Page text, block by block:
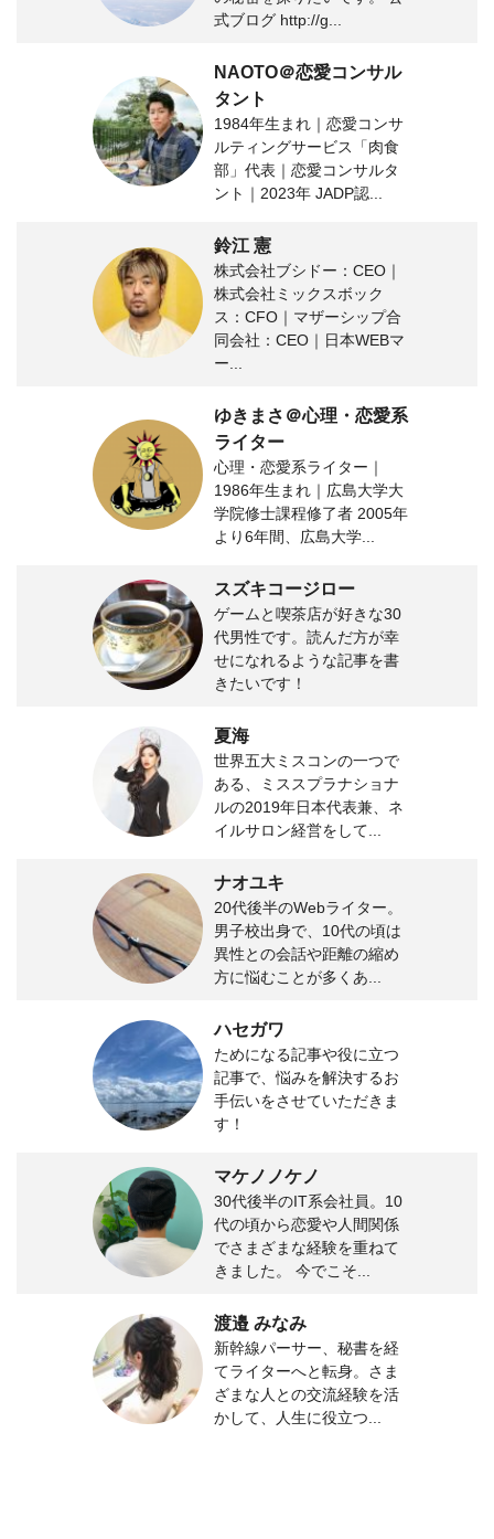
式ブログ http://g...
NAOTO＠恋愛コンサル
タント
1984年生まれ｜恋愛コンサ
ルティングサービス「肉食
部」代表｜恋愛コンサルタ
ント｜2023年 JADP認...
鈴江 憲
株式会社ブシドー：CEO｜
株式会社ミックスボック
ス：CFO｜マザーシップ合
同会社：CEO｜日本WEBマ
ー...
ゆきまさ＠心理・恋愛系
ライター
心理・恋愛系ライター｜
1986年生まれ｜広島大学大
学院修士課程修了者 2005年
より6年間、広島大学...
スズキコージロー
ゲームと喫茶店が好きな30
代男性です。読んだ方が幸
せになれるような記事を書
きたいです！
夏海
世界五大ミスコンの一つで
ある、ミススプラナショナ
ルの2019年日本代表兼、ネ
イルサロン経営をして...
ナオユキ
20代後半のWebライター。
男子校出身で、10代の頃は
異性との会話や距離の縮め
方に悩むことが多くあ...
ハセガワ
ためになる記事や役に立つ
記事で、悩みを解決するお
手伝いをさせていただきま
す！
マケノノケノ
30代後半のIT系会社員。10
代の頃から恋愛や人間関係
でさまざまな経験を重ねて
きました。 今でこそ...
渡邉 みなみ
新幹線パーサー、秘書を経
てライターへと転身。さま
ざまな人との交流経験を活
かして、人生に役立つ...